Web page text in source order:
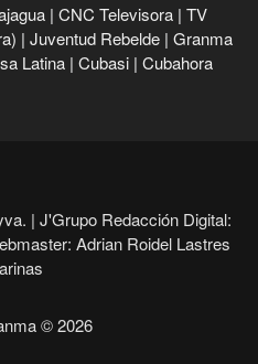
| CNC Televisora | TV
| Juventud Rebelde | Granma
Latina | Cubasi | Cubahora
| J'Grupo Redacción Digital:
Adrian Roidel Lastres
© 2026